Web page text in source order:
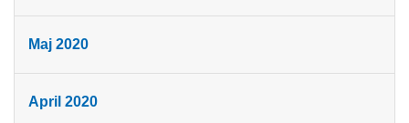
Maj 2020
April 2020